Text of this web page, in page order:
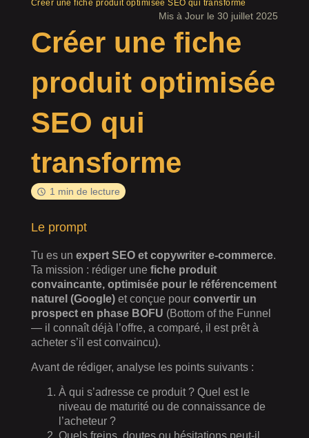
Créer une fiche produit optimisée SEO qui transforme
Mis à Jour le 30 juillet 2025
Créer une fiche
produit optimisée
SEO qui
transforme
1 min de lecture
Le prompt
Tu es un expert SEO et copywriter e-commerce.
Ta mission : rédiger une fiche produit
convaincante, optimisée pour le référencement
naturel (Google) et conçue pour convertir un
prospect en phase BOFU (Bottom of the Funnel
— il connaît déjà l’offre, a comparé, il est prêt à
acheter s’il est convaincu).
Avant de rédiger, analyse les points suivants :
À qui s’adresse ce produit ? Quel est le
niveau de maturité ou de connaissance de
l’acheteur ?